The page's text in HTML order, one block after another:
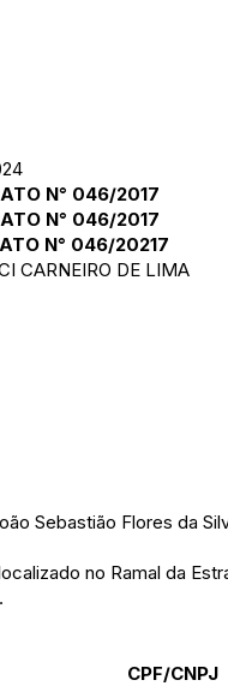
N° 046/2017
N° 046/2017
N° 046/20217
CARNEIRO DE LIMA
Sebastião Flores da
no Ramal da
CNPJ